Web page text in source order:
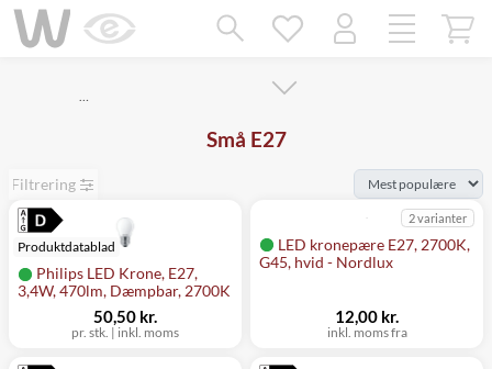
…
Små E27
Filtrering
Philips LED Krone, E27,
3,4W, 470lm, Dæmpbar, 2700K
Produktdatablad
pr. stk. | inkl. moms
50,50 kr.
LED kronepære E27, 2700K,
G45, hvid - Nordlux
2 varianter
inkl. moms fra
12,00 kr.
Mangler chatten?
Ret samtykke!